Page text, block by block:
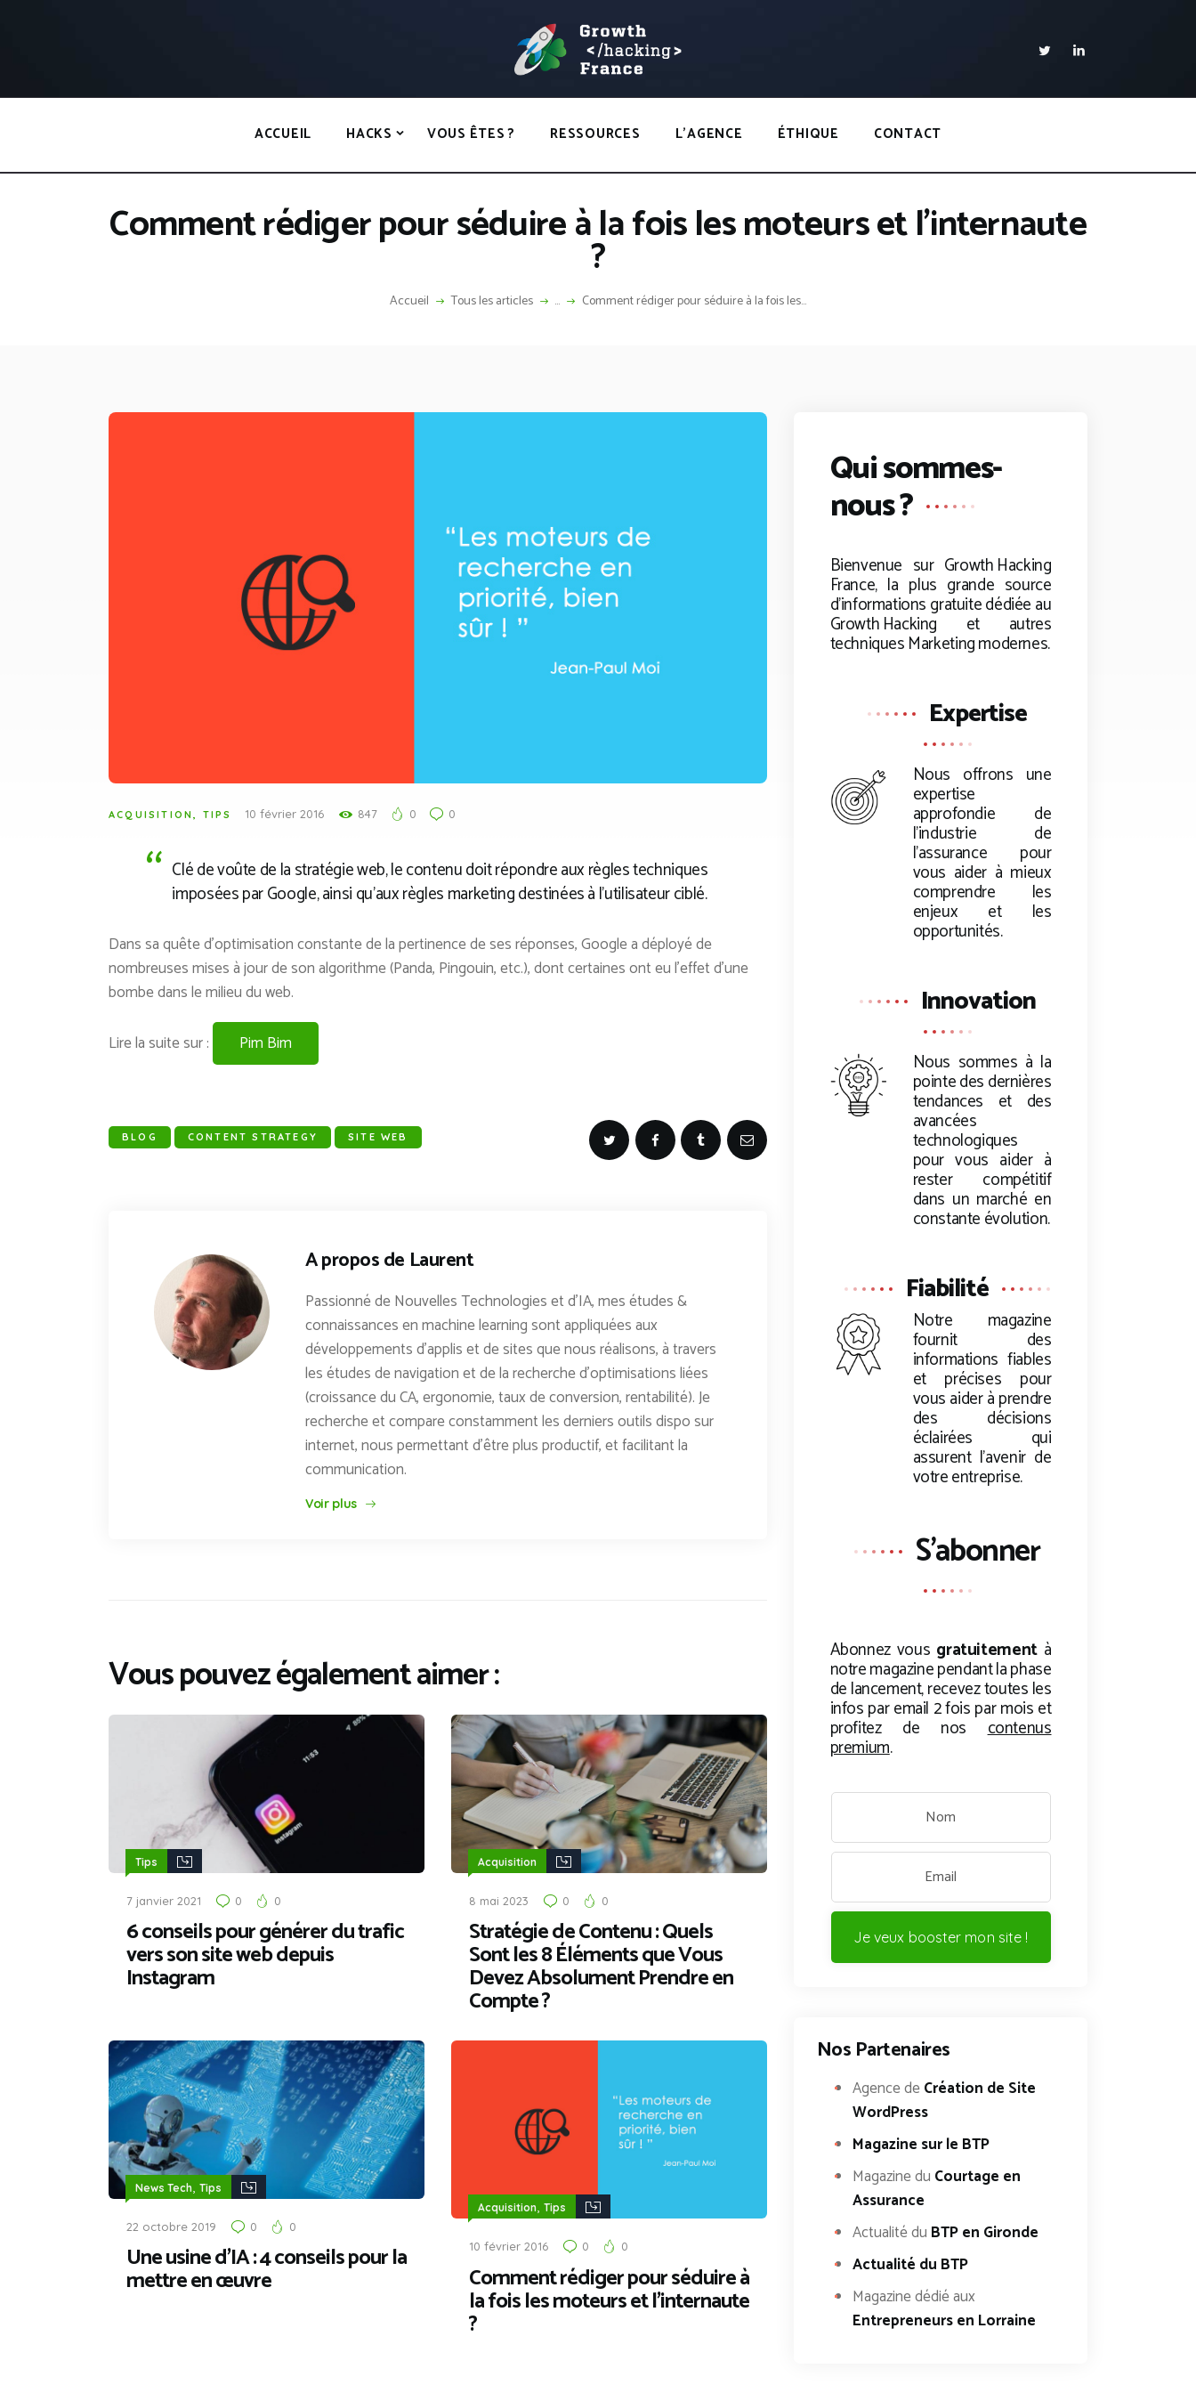
ACCUEIL HACKS VOUS ÊTES ? RESSOURCES L’AGENCE ÉTHIQUE CONTACT
Comment rédiger pour séduire à la fois les moteurs et l’internaute
?
Accueil Tous les articles ... Comment rédiger pour séduire à la fois les...
GROWTH HACKING FRANCE
VOUS ÊTES ?
RESSOURCES
CONTACT
ACQUISITION TIPS 10 février 2016 847 0 0
Clé de voûte de la stratégie web, le contenu doit répondre aux règles techniques
imposées par Google, ainsi qu’aux règles marketing destinées à l’utilisateur ciblé.
Dans sa quête d’optimisation constante de la pertinence de ses réponses, Google a déployé de
nombreuses mises à jour de son algorithme (Panda, Pingouin, etc.), dont certaines ont eu l’effet d’une
bombe dans le milieu du web.
Lire la suite sur : Pim Bim
BLOG CONTENT STRATEGY SITE WEB
A propos de Laurent
Passionné de Nouvelles Technologies et d'IA, mes études &
connaissances en machine learning sont appliquées aux
développements d'applis et de sites que nous réalisons, à travers
les études de navigation et de la recherche d'optimisations liées
(croissance du CA, ergonomie, taux de conversion, rentabilité). Je
recherche et compare constamment les derniers outils dispo sur
internet, nous permettant d'être plus productif, et facilitant la
communication.
Voir plus
Vous pouvez également aimer :
Tips
7 janvier 2021 0 0
6 conseils pour générer du trafic
vers son site web depuis
Instagram
Acquisition
8 mai 2023 0 0
Stratégie de Contenu : Quels
Sont les 8 Éléments que Vous
Devez Absolument Prendre en
Compte ?
News Tech Tips
22 octobre 2019 0 0
Une usine d’IA : 4 conseils pour la
mettre en œuvre
Acquisition, Tips
10 février 2016 0 0
Comment rédiger pour séduire à
la fois les moteurs et l’internaute
?
Qui sommes-
nous ?
Bienvenue sur Growth Hacking
France, la plus grande source
d’informations gratuite dédiée au
Growth Hacking et autres
techniques Marketing modernes.
Expertise
Nous offrons une
expertise
approfondie de
l’industrie de
l’assurance pour
vous aider à mieux
comprendre les
enjeux et les
opportunités.
Innovation
Nous sommes à la
pointe des dernières
tendances et des
avancées
technologiques
pour vous aider à
rester compétitif
dans un marché en
constante évolution.
Fiabilité
Notre magazine
fournit des
informations fiables
et précises pour
vous aider à prendre
des décisions
éclairées qui
assurent l’avenir de
votre entreprise.
S'abonner
Abonnez vous gratuitementà
notre magazine pendant la phase
de lancement, recevez toutes les
infos par email 2 fois par mois et
profitez de noscontenus
premium.
Je veux booster mon site !
Nos Partenaires
Agence deCréation de Site
WordPress
Magazine sur le BTP
Magazine du Courtage en
Assurance
Actualité du BTP en Gironde
Actualité du BTP
Magazine dédié aux
Entrepreneurs en Lorraine